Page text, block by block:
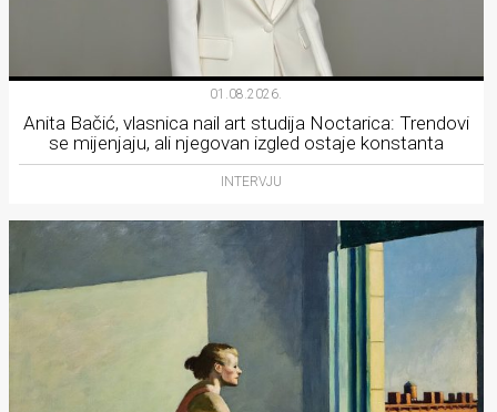
01.08.2026.
Anita Bačić, vlasnica nail art studija Noctarica: Trendovi
se mijenjaju, ali njegovan izgled ostaje konstanta
INTERVJU